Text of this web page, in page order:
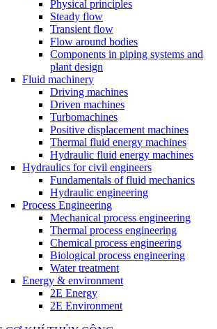
Physical principles
Steady flow
Transient flow
Flow around bodies
Components in piping systems and
plant design
Fluid machinery
Driving machines
Driven machines
Turbomachines
Positive displacement machines
Thermal fluid energy machines
Hydraulic fluid energy machines
Hydraulics for civil engineers
Fundamentals of fluid mechanics
Hydraulic engineering
Process Engineering
Mechanical process engineering
Thermal process engineering
Chemical process engineering
Biological process engineering
Water treatment
Energy & environment
2E Energy
2E Environment